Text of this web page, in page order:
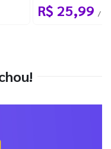
R$ 25,99 / 1